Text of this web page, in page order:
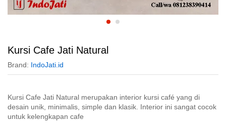
Kursi Cafe Jati Natural
Brand: IndoJati.id
Kursi Cafe Jati Natural merupakan interior kursi café yang di
desain unik, minimalis, simple dan klasik. Interior ini sangat cocok
untuk kelengkapan cafe